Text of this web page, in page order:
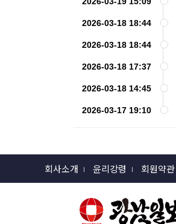
2026-03-18 18:44
2026-03-18 18:44
2026-03-18 17:37
2026-03-18 14:45
2026-03-17 19:10
회사소개 윤리강령 회원약관